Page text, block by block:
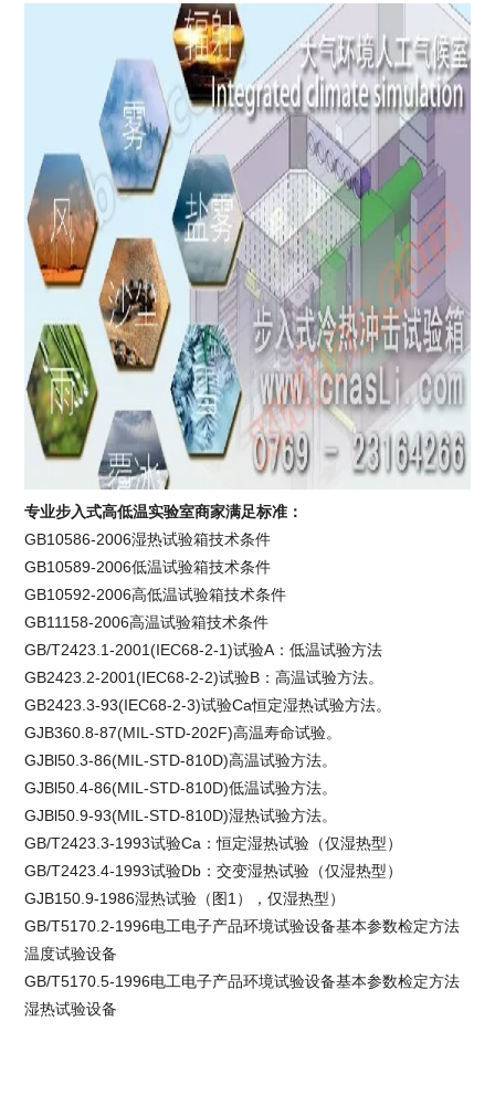
专业步入式高低温实验室商家满足标准：
GB10586-2006湿热试验箱技术条件
GB10589-2006低温试验箱技术条件
GB10592-2006高低温试验箱技术条件
GB11158-2006高温试验箱技术条件
GB/T2423.1-2001(IEC68-2-1)试验A：低温试验方法
GB2423.2-2001(IEC68-2-2)试验B：高温试验方法。
GB2423.3-93(IEC68-2-3)试验Ca恒定湿热试验方法。
GJB360.8-87(MIL-STD-202F)高温寿命试验。
GJBl50.3-86(MIL-STD-810D)高温试验方法。
GJBl50.4-86(MIL-STD-810D)低温试验方法。
GJBl50.9-93(MIL-STD-810D)湿热试验方法。
GB/T2423.3-1993试验Ca：恒定湿热试验（仅湿热型）
GB/T2423.4-1993试验Db：交变湿热试验（仅湿热型）
GJB150.9-1986湿热试验（图1），仅湿热型）
GB/T5170.2-1996电工电子产品环境试验设备基本参数检定方法
温度试验设备
GB/T5170.5-1996电工电子产品环境试验设备基本参数检定方法
湿热试验设备